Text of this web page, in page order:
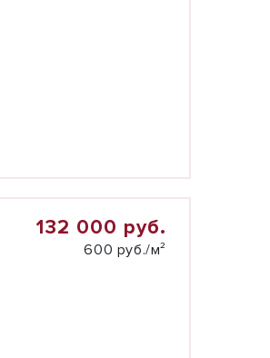
132 000 руб.
600 руб./м²